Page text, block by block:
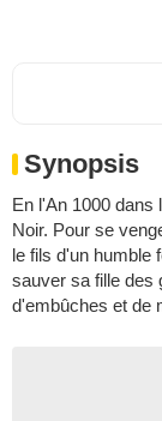
Synopsis
En l'An 1000 dans
Noir. Pour se
le fils d'un humble
sauver sa fille des
d'embûches et de